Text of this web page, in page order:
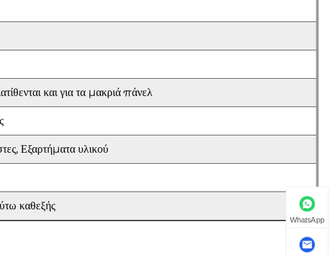
και για τα μακριά πάνελ
Εξαρτήματα υλικού
καθεξής
WhatsApp